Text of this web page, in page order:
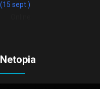
(15 sept.)
Netopia